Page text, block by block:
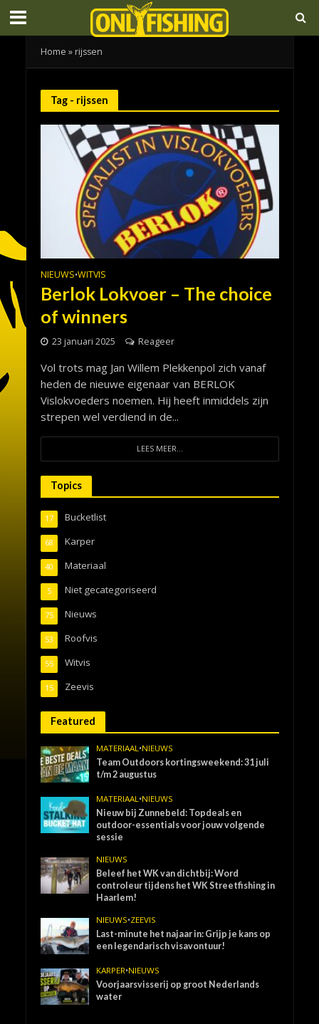
Home » rijssen
Tag - rijssen
NIEUWS•WITVIS
Berlok Lokvoer – The choice
of winners
23 januari 2025 Reageer
Vol trots mag Jan Willem Plekkenpol zich vanaf
heden de nieuwe eigenaar van BERLOK
Vislokvoeders noemen. Hij heeft inmiddels zijn
strepen wel verdiend in de...
LEES MEER...
Topics
Bucketlist
17
Karper
68
Materiaal
40
Niet gecategoriseerd
5
Nieuws
75
Roofvis
53
Witvis
55
Zeevis
15
Featured
MATERIAAL •NIEUWS
Team Outdoors kortingsweekend: 31 juli
t/m 2 augustus
MATERIAAL •NIEUWS
Nieuw bij Zunnebeld: Topdeals en
outdoor-essentials voor jouw volgende
sessie
NIEUWS
Beleef het WK van dichtbij: Word
controleur tijdens het WK Streetfishing in
Haarlem!
NIEUWS•ZEEVIS
Last-minute het najaar in: Grijp je kans op
een legendarisch visavontuur!
KARPER•NIEUWS
Voorjaarsvisserij op groot Nederlands
water